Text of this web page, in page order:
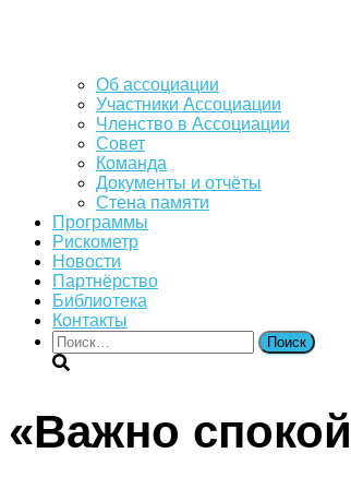
Об ассоциации
Участники Ассоциации
Членство в Ассоциации
Совет
Команда
Документы и отчёты
Стена памяти
Программы
Рискометр
Новости
Партнёрство
Библиотека
Контакты
Найти:
«Важно